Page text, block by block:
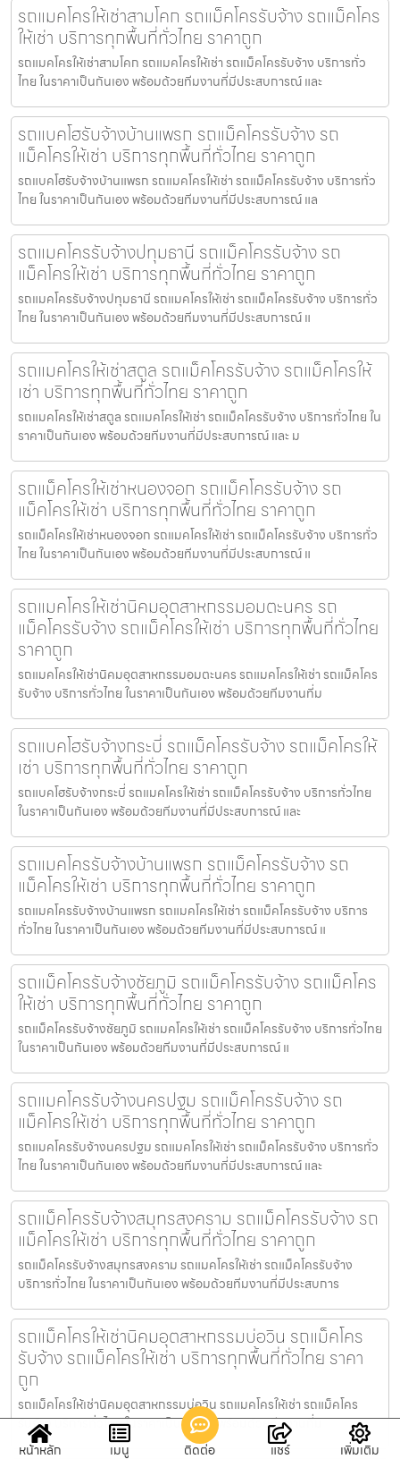
รถแมคโครให้เช่าสามโคก รถแม็คโครรับจ้าง รถแม็คโคร
ให้เช่า บริการทุกพื้นที่ทั่วไทย ราคาถูก
รถแมคโครให้เช่าสามโคก รถแมคโครให้เช่า รถแม็คโครรับจ้าง บริการทั่ว
ไทย ในราคาเป็นกันเอง พร้อมด้วยทีมงานที่มีประสบการณ์ และ
รถแบคโฮรับจ้างบ้านแพรก รถแม็คโครรับจ้าง รถ
แม็คโครให้เช่า บริการทุกพื้นที่ทั่วไทย ราคาถูก
รถแบคโฮรับจ้างบ้านแพรก รถแมคโครให้เช่า รถแม็คโครรับจ้าง บริการทั่ว
ไทย ในราคาเป็นกันเอง พร้อมด้วยทีมงานที่มีประสบการณ์ แล
รถแมคโครรับจ้างปทุมธานี รถแม็คโครรับจ้าง รถ
แม็คโครให้เช่า บริการทุกพื้นที่ทั่วไทย ราคาถูก
รถแมคโครรับจ้างปทุมธานี รถแมคโครให้เช่า รถแม็คโครรับจ้าง บริการทั่ว
ไทย ในราคาเป็นกันเอง พร้อมด้วยทีมงานที่มีประสบการณ์ แ
รถแมคโครให้เช่าสตูล รถแม็คโครรับจ้าง รถแม็คโครให้
เช่า บริการทุกพื้นที่ทั่วไทย ราคาถูก
รถแมคโครให้เช่าสตูล รถแมคโครให้เช่า รถแม็คโครรับจ้าง บริการทั่วไทย ใน
ราคาเป็นกันเอง พร้อมด้วยทีมงานที่มีประสบการณ์ และ ม
รถแม็คโครให้เช่าหนองจอก รถแม็คโครรับจ้าง รถ
แม็คโครให้เช่า บริการทุกพื้นที่ทั่วไทย ราคาถูก
รถแม็คโครให้เช่าหนองจอก รถแมคโครให้เช่า รถแม็คโครรับจ้าง บริการทั่ว
ไทย ในราคาเป็นกันเอง พร้อมด้วยทีมงานที่มีประสบการณ์ แ
รถแมคโครให้เช่านิคมอุตสาหกรรมอมตะนคร รถ
แม็คโครรับจ้าง รถแม็คโครให้เช่า บริการทุกพื้นที่ทั่วไทย
ราคาถูก
รถแมคโครให้เช่านิคมอุตสาหกรรมอมตะนคร รถแมคโครให้เช่า รถแม็คโคร
รับจ้าง บริการทั่วไทย ในราคาเป็นกันเอง พร้อมด้วยทีมงานที่ม
รถแบคโฮรับจ้างกระบี่ รถแม็คโครรับจ้าง รถแม็คโครให้
เช่า บริการทุกพื้นที่ทั่วไทย ราคาถูก
รถแบคโฮรับจ้างกระบี่ รถแมคโครให้เช่า รถแม็คโครรับจ้าง บริการทั่วไทย
ในราคาเป็นกันเอง พร้อมด้วยทีมงานที่มีประสบการณ์ และ
รถแมคโครรับจ้างบ้านแพรก รถแม็คโครรับจ้าง รถ
แม็คโครให้เช่า บริการทุกพื้นที่ทั่วไทย ราคาถูก
รถแมคโครรับจ้างบ้านแพรก รถแมคโครให้เช่า รถแม็คโครรับจ้าง บริการ
ทั่วไทย ในราคาเป็นกันเอง พร้อมด้วยทีมงานที่มีประสบการณ์ แ
รถแม็คโครรับจ้างชัยภูมิ รถแม็คโครรับจ้าง รถแม็คโคร
ให้เช่า บริการทุกพื้นที่ทั่วไทย ราคาถูก
รถแม็คโครรับจ้างชัยภูมิ รถแมคโครให้เช่า รถแม็คโครรับจ้าง บริการทั่วไทย
ในราคาเป็นกันเอง พร้อมด้วยทีมงานที่มีประสบการณ์ แ
รถแมคโครรับจ้างนครปฐม รถแม็คโครรับจ้าง รถ
แม็คโครให้เช่า บริการทุกพื้นที่ทั่วไทย ราคาถูก
รถแมคโครรับจ้างนครปฐม รถแมคโครให้เช่า รถแม็คโครรับจ้าง บริการทั่ว
ไทย ในราคาเป็นกันเอง พร้อมด้วยทีมงานที่มีประสบการณ์ และ
รถแม็คโครรับจ้างสมุทรสงคราม รถแม็คโครรับจ้าง รถ
แม็คโครให้เช่า บริการทุกพื้นที่ทั่วไทย ราคาถูก
รถแม็คโครรับจ้างสมุทรสงคราม รถแมคโครให้เช่า รถแม็คโครรับจ้าง
บริการทั่วไทย ในราคาเป็นกันเอง พร้อมด้วยทีมงานที่มีประสบการ
รถแม็คโครให้เช่านิคมอุตสาหกรรมบ่อวิน รถแม็คโคร
รับจ้าง รถแม็คโครให้เช่า บริการทุกพื้นที่ทั่วไทย ราคา
ถูก
รถแม็คโครให้เช่านิคมอุตสาหกรรมบ่อวิน รถแมคโครให้เช่า รถแม็คโคร
รับจ้าง บริการทั่วไทย ในราคาเป็นกันเอง พร้อมด้วยทีมงานที่ม
หน้าหลัก
เมนู ติดต่อ แชร์ เพิ่มเติม